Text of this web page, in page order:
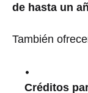
de hasta un
También
Créditos